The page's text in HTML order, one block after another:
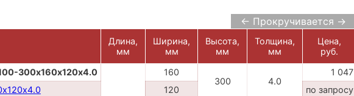
← Прокручивается →
Длина,
мм
Ширина,
мм
Высота,
мм
Толщина,
мм
Цена,
руб.
300х160х120х4.0
160
300
4.0
1 047
120
по запросу